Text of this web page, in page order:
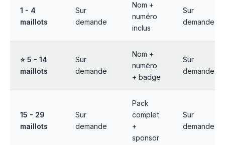
1 - 4
maillots
Sur
demande
Nom +
numéro
inclus
Sur
demande
⭐ 5 - 14
maillots
Sur
demande
Nom +
numéro
+ badge
Sur
demande
15 - 29
maillots
Sur
demande
Pack
complet
+
sponsor
Sur
demande